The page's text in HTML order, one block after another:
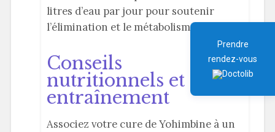
litres d’eau par jour pour soutenir
l’élimination et le métabolisme.
Conseils
nutritionnels et
entraînement
Associez votre cure de Yohimbine à un
Prendre
rendez-vous